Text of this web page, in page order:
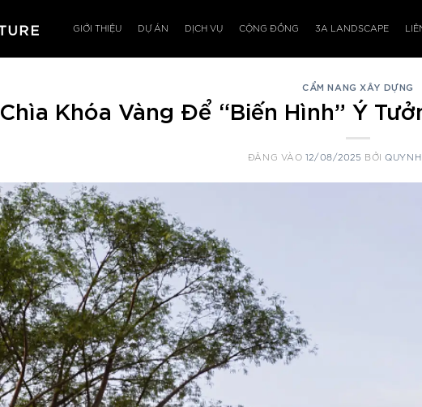
GIỚI THIỆU DỰ ÁN DỊCH VỤ CỘNG ĐỒNG 3A LANDSCAPE
CẨM NANG XÂY DỰNG
Chìa Khóa Vàng Để “Biến Hình” Ý
ĐĂNG VÀO 12/08/2025 BỞI